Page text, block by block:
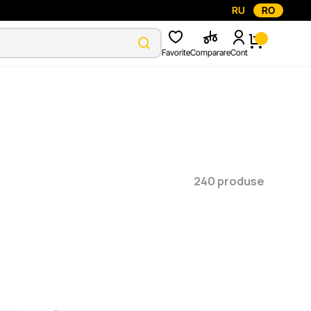
RU RO
FavoriteComparareCont
240 produse